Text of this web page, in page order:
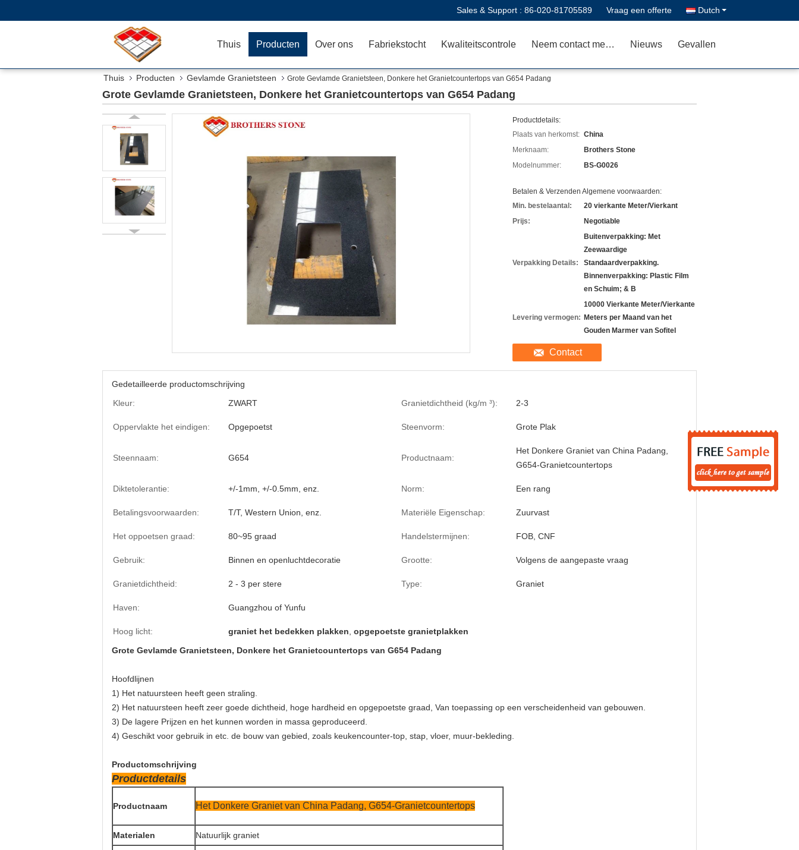
Sales & Support : 86-020-81705589 Vraag een offerte Dutch
Thuis Producten Over ons Fabriekstocht Kwaliteitscontrole Neem contact met ons op Nieuws Gevallen
Thuis Producten Gevlamde Granietsteen Grote Gevlamde Granietsteen, Donkere het Granietcountertops van G654 Padang
Grote Gevlamde Granietsteen, Donkere het Granietcountertops van G654 Padang
Productdetails:
Plaats van herkomst: China
Merknaam:
Brothers Stone
Modelnummer:
BS-G0026
Betalen & Verzenden Algemene voorwaarden:
Min. bestelaantal:
20 vierkante Meter/Vierkant
Prijs:
Negotiable
Verpakking Details:
Buitenverpakking: Met
Zeewaardige
Standaardverpakking.
Binnenverpakking: Plastic Film
en Schuim; & B
Levering vermogen:
10000 Vierkante Meter/Vierkante
Meters per Maand van het
Gouden Marmer van Sofitel
Contact
Gedetailleerde productomschrijving
Kleur:
ZWART Granietdichtheid (kg/m ³): 2-3
Oppervlakte het eindigen: Opgepoetst Steenvorm: Grote Plak
Steennaam: G654 Productnaam:
Het Donkere Graniet van China Padang,
G654-Granietcountertops
Diktetolerantie: +/-1mm, +/-0.5mm, enz. Norm: Een rang
Betalingsvoorwaarden: T/T, Western Union, enz. Materiële Eigenschap: Zuurvast
Het oppoetsen graad: 80~95 graad Handelstermijnen: FOB, CNF
Gebruik: Binnen en openluchtdecoratie Grootte: Volgens de aangepaste vraag
Granietdichtheid: 2 - 3 per stere Type: Graniet
Haven: Guangzhou of Yunfu
Hoog licht: graniet het bedekken plakken opgepoetste granietplakken
Grote Gevlamde Granietsteen, Donkere het Granietcountertops van G654 Padang
Hoofdlijnen
1) Het natuursteen heeft geen straling.
2) Het natuursteen heeft zeer goede dichtheid, hoge hardheid en opgepoetste graad, Van toepassing op een verscheidenheid van gebouwen.
3) De lagere Prijzen en het kunnen worden in massa geproduceerd.
4) Geschikt voor gebruik in etc. de bouw van gebied, zoals keukencounter-top, stap, vloer, muur-bekleding.
Productomschrijving
Productdetails
Productnaam Het Donkere Graniet van China Padang, G654-Granietcountertops
Materialen Natuurlijk graniet